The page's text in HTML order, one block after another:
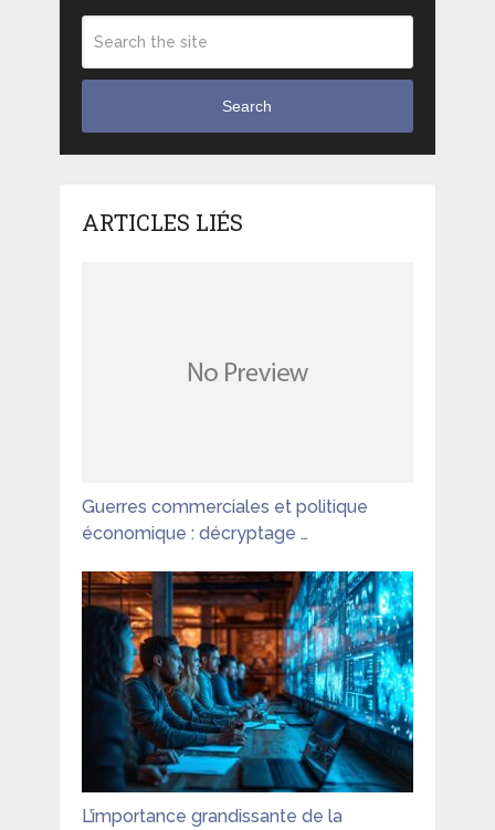
Search
ARTICLES LIÉS
Guerres commerciales et politique
économique : décryptage …
L’importance grandissante de la